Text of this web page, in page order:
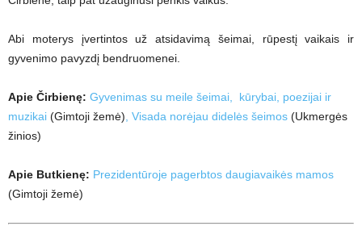
Abi moterys įvertintos už atsidavimą šeimai, rūpestį vaikais ir
gyvenimo pavyzdį bendruomenei.
Apie Čirbienę: Gyvenimas su meile šeimai, kūrybai, poezijai ir
muzikai (Gimtoji žemė) Visada norėjau didelės šeimos (Ukmergės
žinios)
Apie Butkienę: Prezidentūroje pagerbtos daugiavaikės mamos
(Gimtoji žemė)